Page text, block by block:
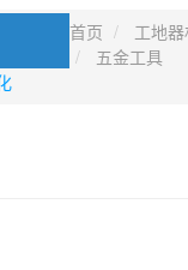
首页
工地
五金工具